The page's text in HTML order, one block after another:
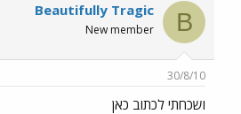
B
Beautifully Tragic
New member
30/8/10
ושכחתי לכתוב כאן